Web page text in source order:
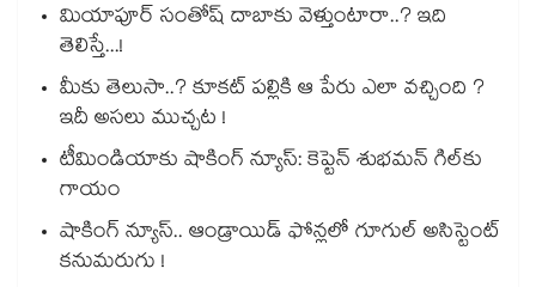
మియాపూర్ సంతోష్ దాబాకు వెళ్తుంటారా..? ఇది
తెలిస్తే...!
మీకు తెలుసా..? కూకట్ పల్లికి ఆ పేరు ఎలా వచ్చింది ?
ఇదీ అసలు ముచ్చట !
టీమిండియాకు షాకింగ్ న్యూస్: కెప్టెన్ శుభమన్ గిల్‎కు
గాయం
షాకింగ్ న్యూస్.. ఆండ్రాయిడ్ ఫోన్లలో గూగుల్ అసిస్టెంట్
కనుమరుగు !